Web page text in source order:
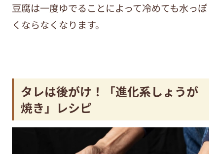
豆腐は一度ゆでることによって冷めても水っぽ
くならなくなります。
タレは後がけ！「進化系しょうが
焼き」レシピ